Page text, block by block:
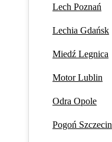
Lech Poznań
Lechia Gdańsk
Miedź Legnica
Motor Lublin
Odra Opole
Pogoń Szczecin